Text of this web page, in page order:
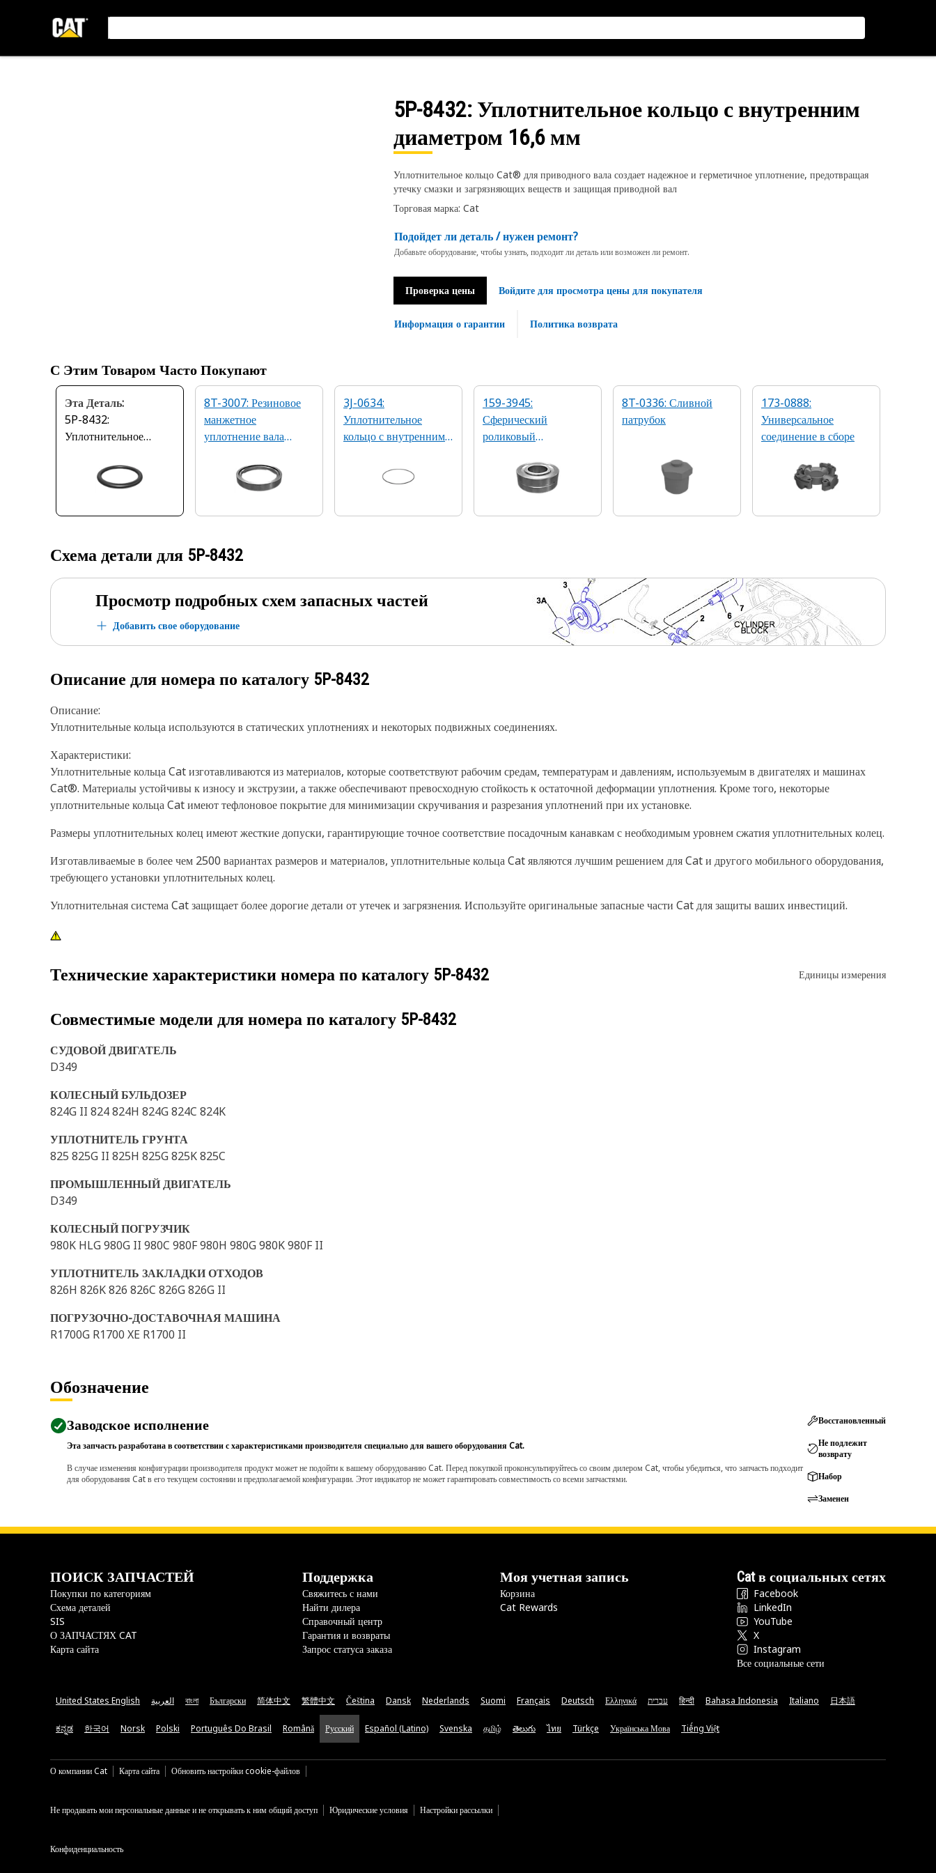
5P-8432: Уплотнительное кольцо с внутренним
диаметром 16,6 мм
Уплотнительное кольцо Cat® для приводного вала создает надежное и герметичное уплотнение, предотвращая
утечку смазки и загрязняющих веществ и защищая приводной вал
Торговая марка: Cat
Подойдет ли деталь / нужен ремонт?
Добавьте оборудование, чтобы узнать, подходит ли деталь или возможен ли ремонт.
Проверка цены Войдите для просмотра цены для покупателя
Информация о гарантии Политика возврата
С Этим Товаром Часто Покупают
Эта Деталь:
5P-8432:
Уплотнительное
диаметром 16,6 мм
8T-3007: Резиновое
манжетное
уплотнение вала
3J-0634:
Уплотнительное
кольцо с внутренним
159-3945:
Сферический
роликовый
8T-0336: Сливной
патрубок
173-0888:
Универсальное
соединение в сборе
Схема детали для 5P-8432
Просмотр подробных схем запасных частей
Добавить свое оборудование
Описание для номера по каталогу 5P-8432
Описание:
Уплотнительные кольца используются в статических уплотнениях и некоторых подвижных соединениях.
Характеристики:
Уплотнительные кольца Cat изготавливаются из материалов, которые соответствуют рабочим средам, температурам и давлениям, используемым в двигателях и машинах
Cat®. Материалы устойчивы к износу и экструзии, а также обеспечивают превосходную стойкость к остаточной деформации уплотнения. Кроме того, некоторые
уплотнительные кольца Cat имеют тефлоновое покрытие для минимизации скручивания и разрезания уплотнений при их установке.
Размеры уплотнительных колец имеют жесткие допуски, гарантирующие точное соответствие посадочным канавкам с необходимым уровнем сжатия уплотнительных колец.
Изготавливаемые в более чем 2500 вариантах размеров и материалов, уплотнительные кольца Cat являются лучшим решением для Cat и другого мобильного оборудования,
требующего установки уплотнительных колец.
Уплотнительная система Cat защищает более дорогие детали от утечек и загрязнения. Используйте оригинальные запасные части Cat для защиты ваших инвестиций.
Технические характеристики номера по каталогу 5P-8432 Единицы измерения
Совместимые модели для номера по каталогу 5P-8432
СУДОВОЙ ДВИГАТЕЛЬ
D349
КОЛЕСНЫЙ БУЛЬДОЗЕР
824G II 824 824H 824G 824C 824K
УПЛОТНИТЕЛЬ ГРУНТА
825 825G II 825H 825G 825K 825C
ПРОМЫШЛЕННЫЙ ДВИГАТЕЛЬ
D349
КОЛЕСНЫЙ ПОГРУЗЧИК
980K HLG 980G II 980C 980F 980H 980G 980K 980F II
УПЛОТНИТЕЛЬ ЗАКЛАДКИ ОТХОДОВ
826H 826K 826 826C 826G 826G II
ПОГРУЗОЧНО-ДОСТАВОЧНАЯ МАШИНА
R1700G R1700 XE R1700 II
Обозначение
Заводское исполнение
Эта запчасть разработана в соответствии с характеристиками производителя специально для вашего оборудования Cat.
В случае изменения конфигурации производителя продукт может не подойти к вашему оборудованию Cat. Перед покупкой проконсультируйтесь со своим дилером Cat, чтобы убедиться, что запчасть подходит
для оборудования Cat в его текущем состоянии и предполагаемой конфигурации. Этот индикатор не может гарантировать совместимость со всеми запчастями.
Восстановленный
Не подлежит
возврату
Набор
Заменен
ПОИСК ЗАПЧАСТЕЙ
Покупки по категориям
Схема деталей
SIS
О ЗАПЧАСТЯХ CAT
Карта сайта
Поддержка
Свяжитесь с нами
Найти дилера
Справочный центр
Гарантия и возвраты
Запрос статуса заказа
Моя учетная запись
Корзина
Cat Rewards
Cat в социальных сетях
Facebook
LinkedIn
YouTube
X
Instagram
Все социальные сети
United States English العربية বাংলা Български 简体中文 繁體中文 Čeština Dansk Nederlands Suomi Français Deutsch Ελληνικά עברית हिन्दी Bahasa Indonesia Italiano 日本語
ಕನ್ನಡ 한국어 Norsk Polski Português Do Brasil Română Русский Español (Latino) Svenska தமிழ் తెలుగు ไทย Türkçe Українська Мова Tiếng Việt
О компании Cat Карта сайта Обновить настройки cookie-файлов
Не продавать мои персональные данные и не открывать к ним общий доступ Юридические условия Настройки рассылки
Конфиденциальность